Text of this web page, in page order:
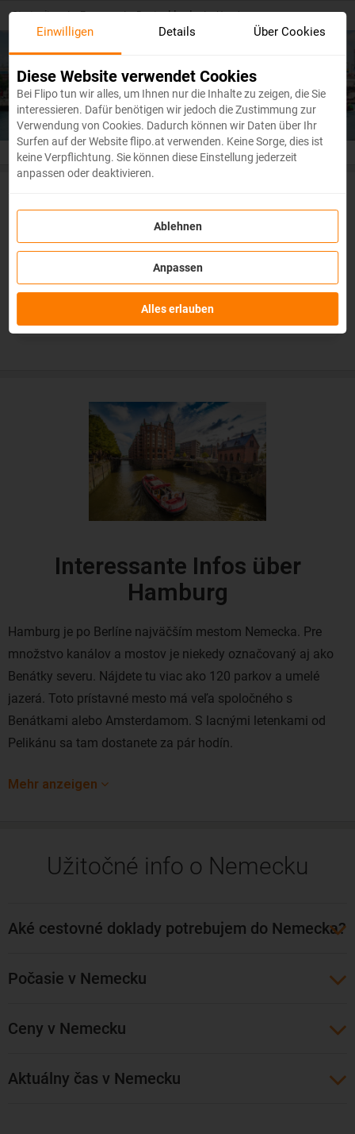
content
Startseite / Europa / Deutschland / Hamburg
Billige FlugticketsHamburg
Die besten Flüge nach Hamburg
Interessante Infos über
Hamburg
Hamburg je po Berlíne najväčším mestom Nemecka. Pre
množstvo kanálov a mostov je niekedy označovaný aj ako
Benátky severu. Nájdete tu viac ako 120 parkov a umelé
jazerá. Toto prístavné mesto má veľa spoločného s
Benátkami alebo Amsterdamom. S lacnými letenkami od
Pelikánu sa tam dostanete za pár hodín.
Turistické atrakcie v Hamburgu:
Park Planten und blomen – park plný fontán, nachádza
sa v centre mesta
len niekoľko krát v roku
Nedeľný rybársky trh – kúpiť tu môžete ryby, zeleninu,
Mehr anzeigen
Užitočné info o Nemecku
Aké cestovné doklady potrebujem do Nemecka?
Počasie v Nemecku
Ceny v Nemecku
Aktuálny čas v Nemecku
Einwilligen Details Über Cookies
Diese Website verwendet Cookies
Bei Flipo tun wir alles, um Ihnen nur die Inhalte zu zeigen, die Sie
interessieren. Dafür benötigen wir jedoch die Zustimmung zur
Verwendung von Cookies. Dadurch können wir Daten über Ihr
Surfen auf der Website flipo.at verwenden. Keine Sorge, dies ist
keine Verpflichtung. Sie können diese Einstellung jederzeit
anpassen oder deaktivieren.
Ablehnen
Anpassen
Alles erlauben